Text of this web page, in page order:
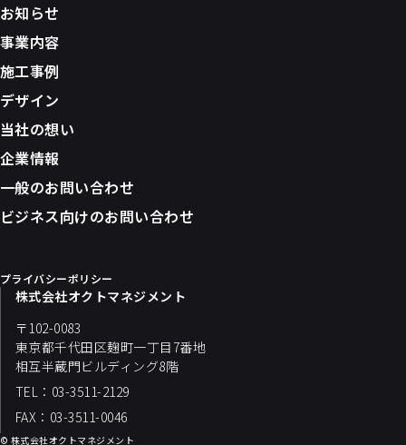
お知らせ
事業内容
施工事例
デザイン
当社の想い
企業情報
一般のお問い合わせ
ビジネス向けのお問い合わせ
プライバシーポリシー
株式会社オクトマネジメント
〒102-0083
東京都千代田区麹町一丁目7番地
相互半蔵門ビルディング8階
TEL：03-3511-2129
FAX：03-3511-0046
© 株式会社オクトマネジメント